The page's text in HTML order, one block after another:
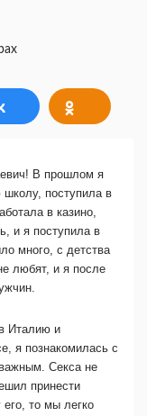
В прошлом я
поступила в
в казино,
и я поступила в
много, с детства
любят, и я после
Италию и
я познакомилась с
Секса не
принести
его, то мы легко